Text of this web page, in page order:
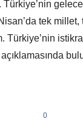
tek